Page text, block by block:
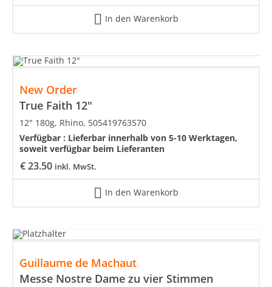
In den Warenkorb
New Order
True Faith 12"
€23.50 inkl. MwSt.
12" 180g, Rhino, 505419763570
Verfügbar : Lieferbar innerhalb von 5-10 Werktagen,
soweit verfügbar beim Lieferanten
In den Warenkorb
Guillaume de Machaut
Messe Nostre Dame zu vier Stimmen